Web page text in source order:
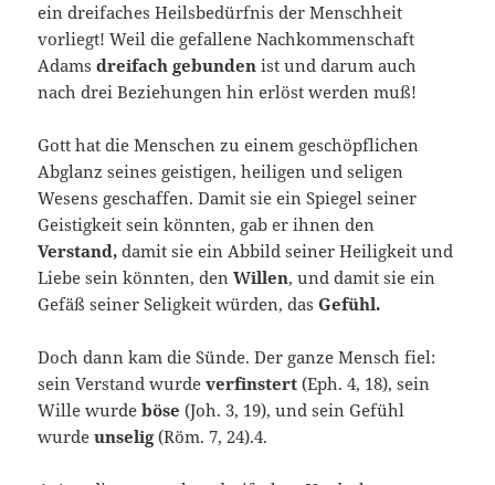
ein dreifaches Heilsbedürfnis der Menschheit
vorliegt! Weil die gefallene Nach­kommenschaft
Adamsdreifach gebundenist und darum auch
nach drei Beziehungen hin erlöst werden muß!
Gott hat die Menschen zu einem geschöpflichen
Abglanz sei­nes geistigen, heiligen und seligen
Wesens geschaffen. Damit sie ein Spiegel seiner
Geistigkeit sein könnten, gab er ihnen den
Verstand, damit sie ein Abbild seiner Heiligkeit und
Lie­be sein könnten, denWillen, und damit sie ein
Gefäß seiner Seligkeit würden, dasGefühl.
Doch dann kam die Sünde. Der ganze Mensch fiel:
sein Verstand wurdeverfinstert (Eph. 4, 18), sein
Wille wurdebö­se(Joh. 3, 19), und sein Gefühl
wurdeunselig(Röm. 7, 24).4.